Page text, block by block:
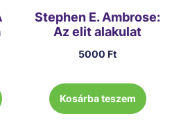
Stephen E. Ambrose:
Az elit alakulat
5000Ft
Kosárba teszem